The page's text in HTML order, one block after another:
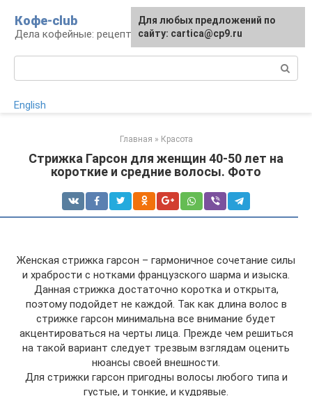
контенту
Кофе-club
Дела кофейные: рецепты и приготовление
English
Главная » Красота
Стрижка Гарсон для женщин 40-50 лет на
короткие и средние волосы. Фото
Женская стрижка гарсон – гармоничное сочетание силы
и храбрости с нотками французского шарма и изыска.
Данная стрижка достаточно коротка и открыта,
поэтому подойдет не каждой. Так как длина волос в
стрижке гарсон минимальна все внимание будет
акцентироваться на черты лица. Прежде чем решиться
на такой вариант следует трезвым взглядам оценить
нюансы своей внешности.
Для стрижки гарсон пригодны волосы любого типа и
густые, и тонкие, и кудрявые.
Для любых предложений по
сайту: cartica@cp9.ru